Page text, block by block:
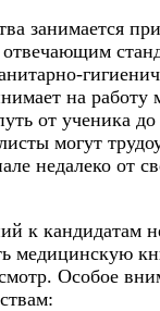
занимается
на работу
от ученика
могут
недалеко от
к кандидатам
медицинскую
Особое